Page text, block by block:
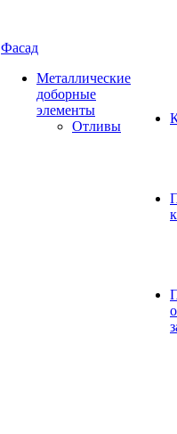
Фасад
Металлические
доборные
элементы
Отливы